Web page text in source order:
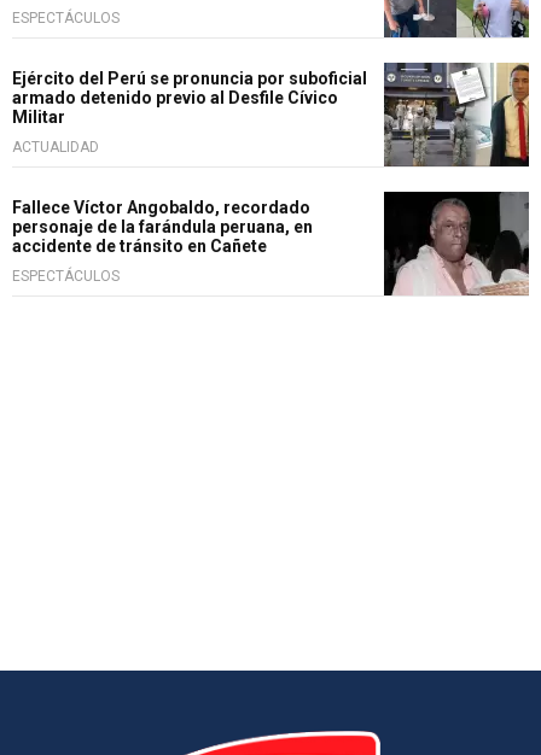
ESPECTÁCULOS
Ejército del Perú se pronuncia por suboficial
armado detenido previo al Desfile Cívico
Militar
ACTUALIDAD
Fallece Víctor Angobaldo, recordado
personaje de la farándula peruana, en
accidente de tránsito en Cañete
ESPECTÁCULOS